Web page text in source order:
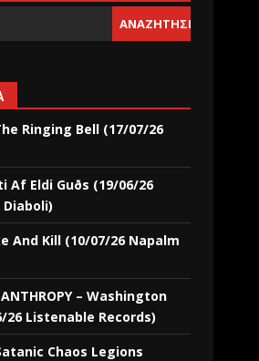
ΑΝΑΖΉΤΗΣΗ
Ringing Bell (17/07/26
Af Eldi Guðs (19/06/26
And Kill (10/07/26 Napalm
– Washington
26 Listenable Records)
Chaos Legions